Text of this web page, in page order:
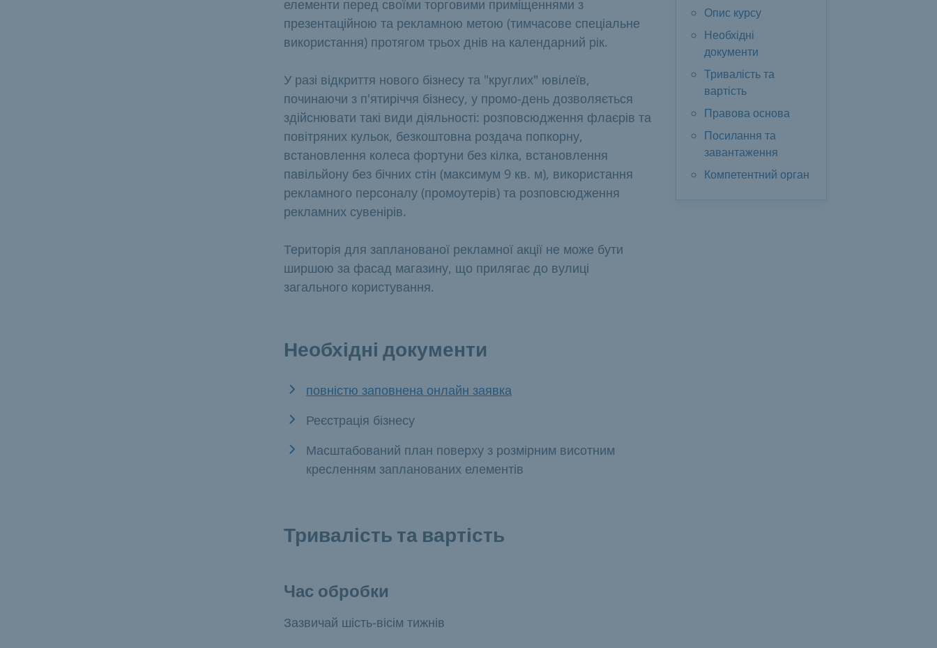
Опис курсу
Необхідні
документи
Тривалість та
вартість
Правова основа
Посилання та
завантаження
Компетентний орган
елементи перед своїми торговими приміщеннями з
презентаційною та рекламною метою (тимчасове спеціальне
використання) протягом трьох днів на календарний рік.
У разі відкриття нового бізнесу та "круглих" ювілеїв,
починаючи з п'ятиріччя бізнесу, у промо-день дозволяється
здійснювати такі види діяльності: розповсюдження флаєрів та
повітряних кульок, безкоштовна роздача попкорну,
встановлення колеса фортуни без кілка, встановлення
павільйону без бічних стін (максимум 9 кв. м), використання
рекламного персоналу (промоутерів) та розповсюдження
рекламних сувенірів.
Територія для запланованої рекламної акції не може бути
ширшою за фасад магазину, що прилягає до вулиці
загального користування.
Необхідні документи
повністю заповнена онлайн заявка
Реєстрація бізнесу
Масштабований план поверху з розмірним висотним
кресленням запланованих елементів
Тривалість та вартість
Час обробки
Зазвичай шість-вісім тижнів